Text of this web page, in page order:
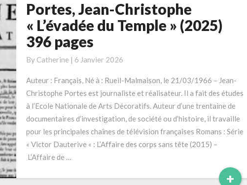
Portes,
Jean-
Christophe
« L’évadée
du
(2025)
396
pages
Portes, Jean-Christophe
« L’évadée du Temple » (2025)
396 pages
By Catherine | 6 Janvier 2026
Auteur : Français, Né à : Rueil-Malmaison, le 21/03/1966 – Jean-
Christophe Portes est journaliste et réalisateur. Il a fait des études
à l’Ecole Nationale de Arts Décoratifs. Auteur d’une trentaine de
documentaires d’investigation, de société ou d’histoire, il travaille
pour les principales chaînes de télévision françaises Romans : Série
« Victor Dauterive « : L’Affaire des corps sans tête (2015) –
L’Affaire de …
+